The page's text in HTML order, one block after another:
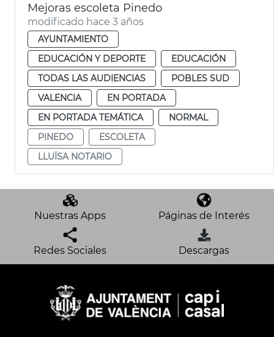
Mejoras escoleta Pinedo
modificado hace 3 años
AYUNTAMIENTO
EDUCACIÓN Y DEPORTE
EDUCACIÓN
TODAS LAS AUDIENCIAS
POBLES SUD
VALENCIA
EN PORTADA
EN PORTADA TEMÁTICA
NORMAL
PINEDO
ESCOLETA
LLUÏSA NOTARIO
Nuestras Apps Páginas de Interés
Redes Sociales Descargas